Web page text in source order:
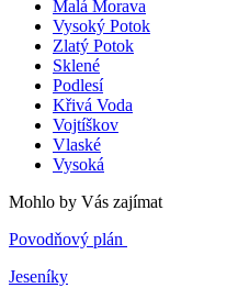
Malá Morava
Vysoký Potok
Zlatý Potok
Sklené
Podlesí
Křivá Voda
Vojtíškov
Vlaské
Vysoká
Mohlo by Vás zajímat
Povodňový plán
Jeseníky